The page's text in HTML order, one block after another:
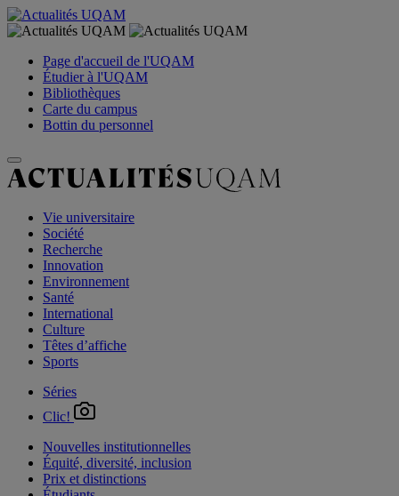
Page d'accueil de l'UQAM
Étudier à l'UQAM
Bibliothèques
Carte du campus
Bottin du personnel
Vie universitaire
Société
Recherche
Innovation
Environnement
Santé
International
Culture
Têtes d’affiche
Sports
Séries
Clic!
Nouvelles institutionnelles
Équité, diversité, inclusion
Prix et distinctions